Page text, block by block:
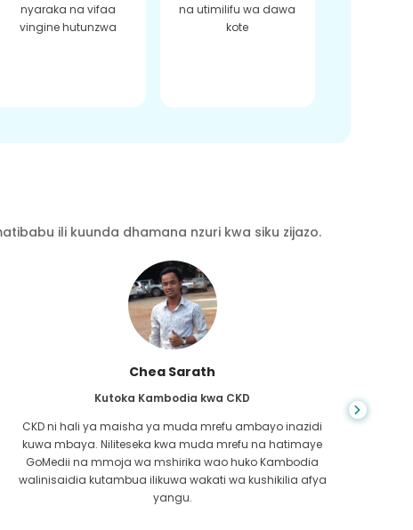
nyaraka na vifaa
vingine hutunzwa
na utimilifu wa dawa
kote
ili kuunda dhamana nzuri kwa siku zijazo.
Chea Sarath
Kutoka Kambodia kwa CKD
CKD ni hali ya maisha ya muda mrefu ambayo inazidi
kuwa mbaya. Niliteseka kwa muda mrefu na hatimaye
GoMedii na mmoja wa mshirika wao huko Kambodia
walinisaidia kutambua ilikuwa wakati wa kushikilia afya
yangu.